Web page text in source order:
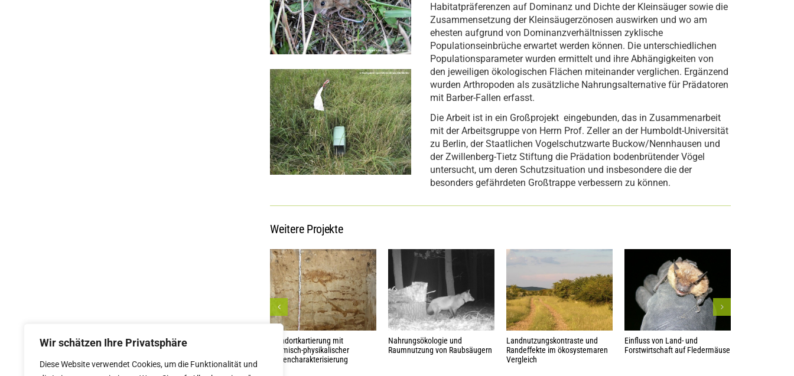
Wir schätzen Ihre Privatsphäre
Diese Website verwendet Cookies, um die Funktionalität und
Habitatpräferenzen auf Dominanz und Dichte der Kleinsäuger sowie die
Zusammensetzung der Kleinsäugerzönosen auswirken und wo am
ehesten aufgrund von Dominanzverhältnissen zyklische
Populationseinbrüche erwartet werden können. Die unterschiedlichen
Populationsparameter wurden ermittelt und ihre Abhängigkeiten von
den jeweiligen ökologischen Flächen miteinander verglichen. Ergänzend
wurden Arthropoden als zusätzliche Nahrungsalternative für Prädatoren
mit Barber-Fallen erfasst.
Die Arbeit ist in ein Großprojekt eingebunden, das in Zusammenarbeit
mit der Arbeitsgruppe von Herrn Prof. Zeller an der Humboldt-Universität
zu Berlin, der Staatlichen Vogelschutzwarte Buckow/Nennhausen und
der Zwillenberg-Tietz Stiftung die Prädation bodenbrütender Vögel
untersucht, um deren Schutzsituation und insbesondere die der
besonders gefährdeten Großtrappe verbessern zu können.
Weitere Projekte
Entwicklung von biologischen
Bodenkrusten auf Rohböden
Standortkartierung mit
chemisch-physikalischer
Bodencharakterisierung
Nahrungsökologie und
Raumnutzung von Raubsäugern
Landnutzungskontraste und
Randeffekte im ökosystemaren
Vergleich
Einfluss von Land- und
Forstwirtschaft auf Fledermäuse